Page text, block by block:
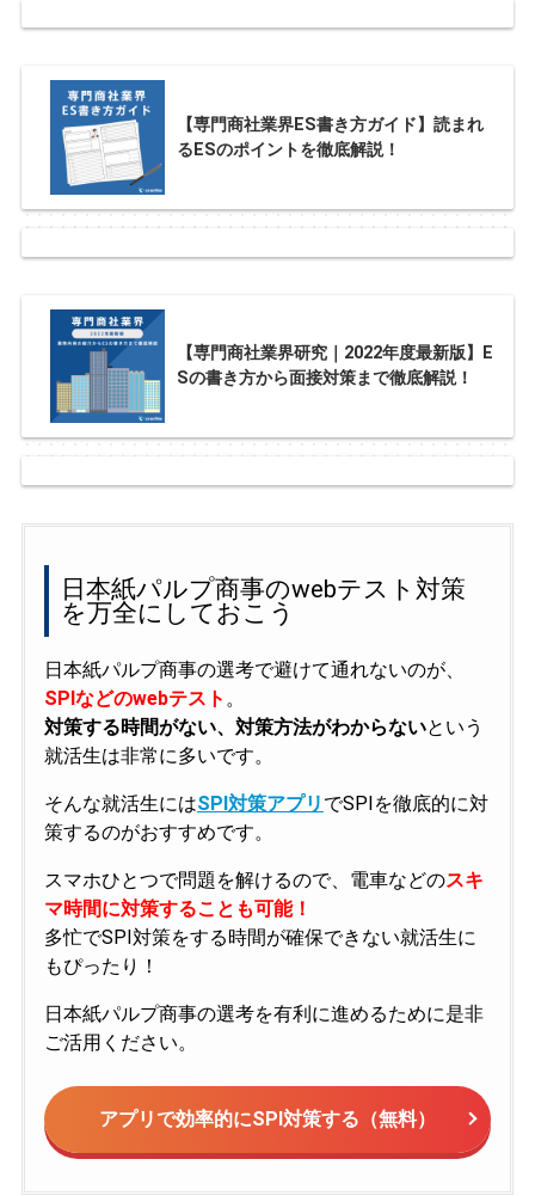
【専門商社業界ES書き方ガイド】読まれ
るESのポイントを徹底解説！
【専門商社業界研究｜2022年度最新版】E
Sの書き方から面接対策まで徹底解説！
日本紙パルプ商事のwebテスト対策
を万全にしておこう
日本紙パルプ商事の選考で避けて通れないのが、
SPIなどのwebテスト 。
対策する時間がない、対策方法がわからないという
就活生は非常に多いです。
そんな就活生にはSPI対策アプリ でSPIを徹底的に対
策するのがおすすめです。
スマホひとつで問題を解けるので、電車などのスキ
マ時間に対策することも可能！
多忙でSPI対策をする時間が確保できない就活生に
もぴったり！
日本紙パルプ商事の選考を有利に進めるために是非
ご活用ください。
アプリで効率的にSPI対策する（無料）